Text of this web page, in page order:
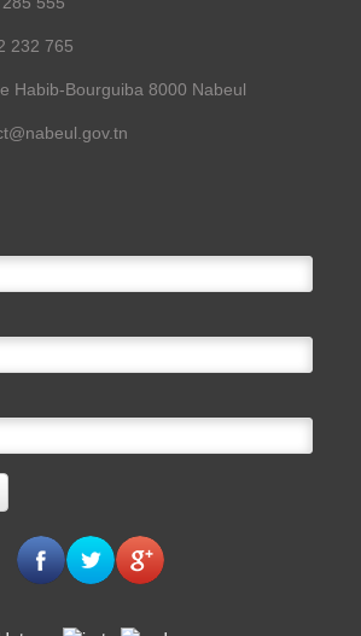
232 765
Habib-Bourguiba 8000 Nabeul